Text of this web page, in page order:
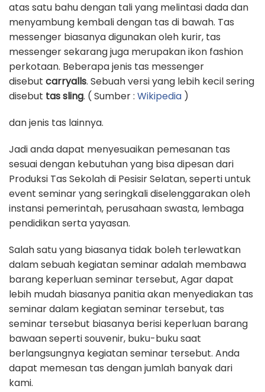
atas satu bahu dengan tali yang melintasi dada dan
menyambung kembali dengan tas di bawah. Tas
messenger biasanya digunakan oleh kurir, tas
messenger sekarang juga merupakan ikon fashion
perkotaan. Beberapa jenis tas messenger
disebut carryalls. Sebuah versi yang lebih kecil sering
disebut tas sling. ( Sumber : Wikipedia )
dan jenis tas lainnya.
Jadi anda dapat menyesuaikan pemesanan tas
sesuai dengan kebutuhan yang bisa dipesan dari
Produksi Tas Sekolah di Pesisir Selatan, seperti untuk
event seminar yang seringkali diselenggarakan oleh
instansi pemerintah, perusahaan swasta, lembaga
pendidikan serta yayasan.
Salah satu yang biasanya tidak boleh terlewatkan
dalam sebuah kegiatan seminar adalah membawa
barang keperluan seminar tersebut, Agar dapat
lebih mudah biasanya panitia akan menyediakan tas
seminar dalam kegiatan seminar tersebut, tas
seminar tersebut biasanya berisi keperluan barang
bawaan seperti souvenir, buku-buku saat
berlangsungnya kegiatan seminar tersebut. Anda
dapat memesan tas dengan jumlah banyak dari
kami.